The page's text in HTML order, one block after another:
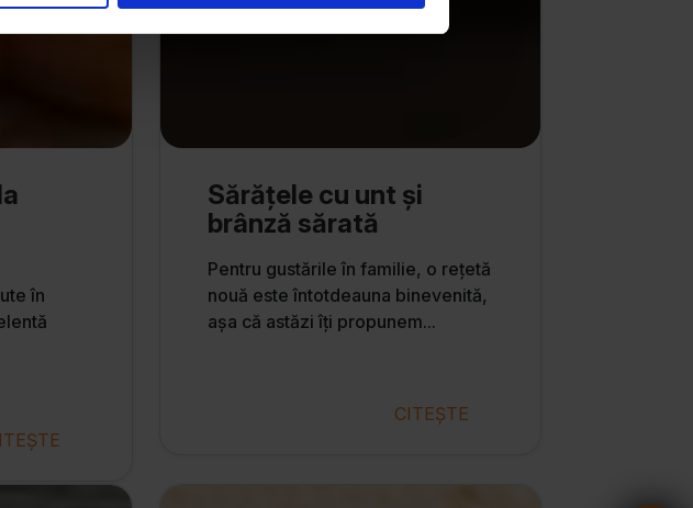
în
Sărățele cu unt și
brânză sărată
Pentru gustările în familie, o rețetă
nouă este întotdeauna binevenită,
așa că astăzi îți propunem...
CITEȘTE